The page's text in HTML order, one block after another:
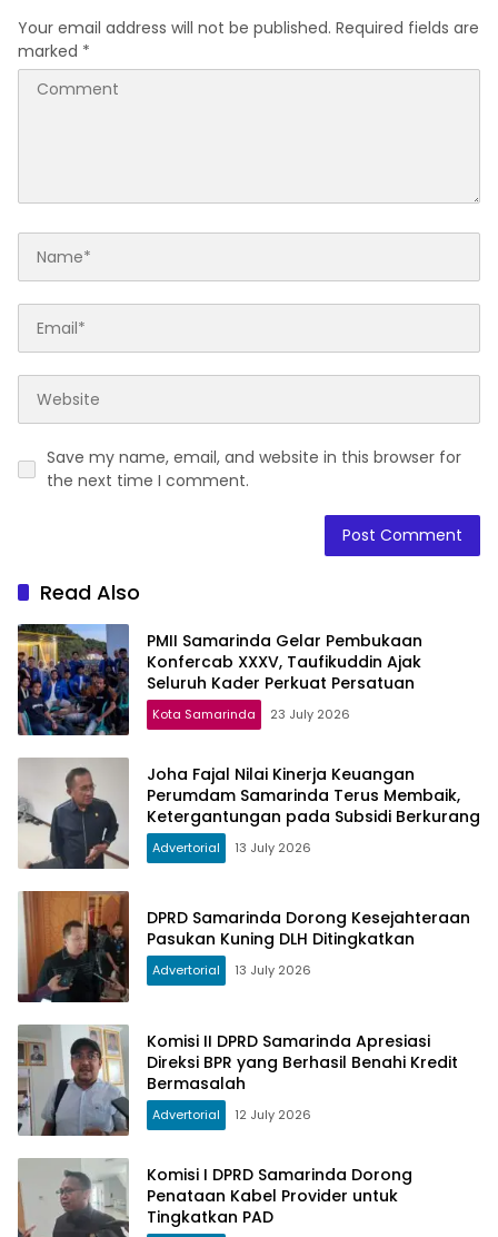
Your email address will not be published. Required fields are
marked *
Save my name, email, and website in this browser for
the next time I comment.
Read Also
PMII Samarinda Gelar Pembukaan
Konfercab XXXV, Taufikuddin Ajak
Seluruh Kader Perkuat Persatuan
Kota Samarinda 23 July 2026
Joha Fajal Nilai Kinerja Keuangan
Perumdam Samarinda Terus Membaik,
Ketergantungan pada Subsidi Berkurang
Advertorial 13 July 2026
DPRD Samarinda Dorong Kesejahteraan
Pasukan Kuning DLH Ditingkatkan
Advertorial 13 July 2026
Komisi II DPRD Samarinda Apresiasi
Direksi BPR yang Berhasil Benahi Kredit
Bermasalah
Advertorial 12 July 2026
Komisi I DPRD Samarinda Dorong
Penataan Kabel Provider untuk
Tingkatkan PAD